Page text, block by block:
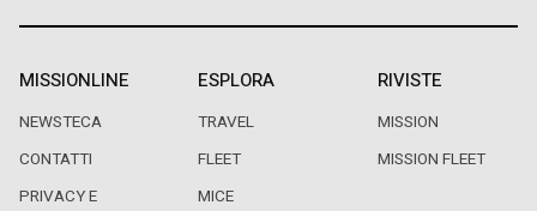
MISSIONLINE
NEWSTECA
CONTATTI
PRIVACY E
ESPLORA
TRAVEL
FLEET
MICE
RIVISTE
MISSION
MISSION FLEET